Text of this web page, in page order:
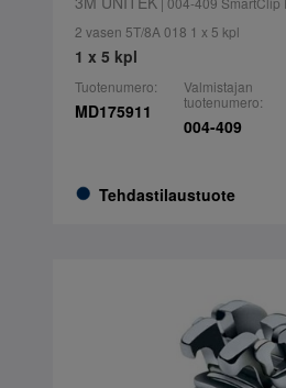
2 vasen 5T/8A 018 1 x 5 kpl
1 x 5 kpl
Tuotenumero:
MD175911
Tehdastilaustuote
Valmistajan
tuotenumero:
004-409